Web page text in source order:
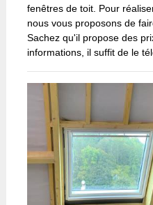
fenêtres de toit. Pour
nous vous proposons de
Sachez qu'il propose des
informations, il suffit de le